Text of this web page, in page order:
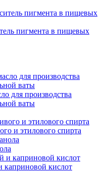
пигмента в пищевых
для производства
ваты
и этилового спирта
кислот